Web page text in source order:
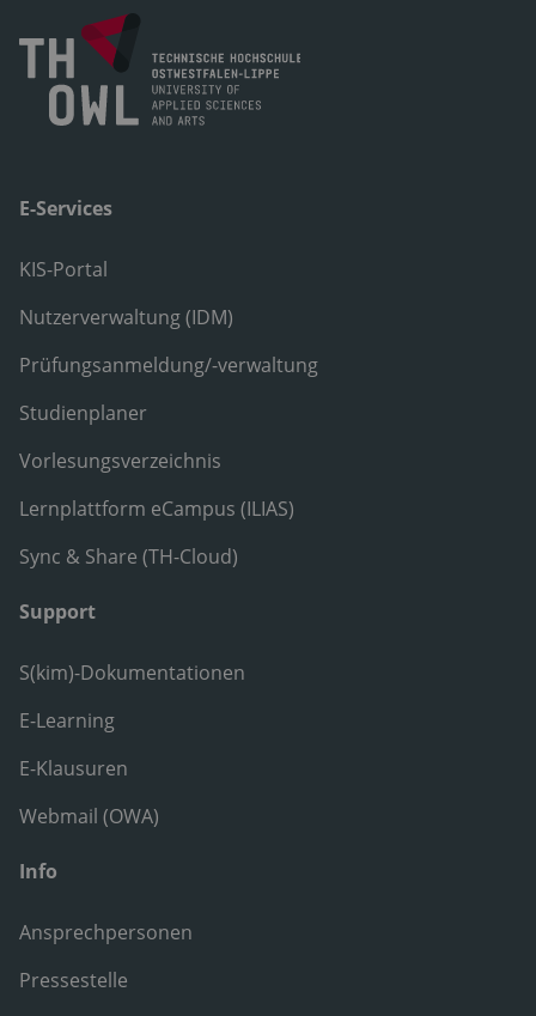
E-Services
KIS-Portal
Nutzerverwaltung (IDM)
Prüfungsanmeldung/-verwaltung
Studienplaner
Vorlesungsverzeichnis
Lernplattform eCampus (ILIAS)
Sync & Share (TH-Cloud)
Support
S(kim)-Dokumentationen
E-Learning
E-Klausuren
Webmail (OWA)
Info
Ansprechpersonen
Pressestelle